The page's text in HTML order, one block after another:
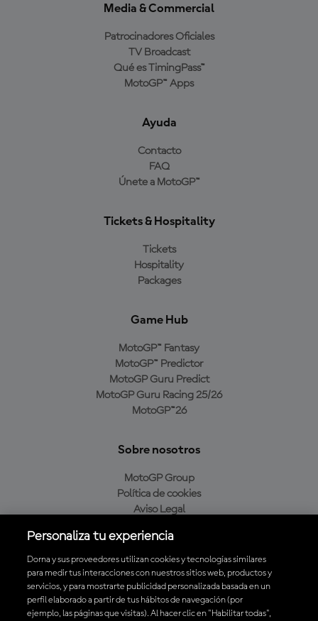
Media & Commercial
Patrocinadores Oficiales
TV Broadcast
Qué es TimingPass™
MotoGP™ Apps
Ayuda
Contacto
FAQ
Únete a MotoGP™
Tickets & Hospitality
Tickets
Hospitality
Packages
Game Hub
MotoGP™ Fantasy
MotoGP™ Predictor
MotoGP Guru Predict
MotoGP Guru Racing 25/26
MotoGP™26
Sobre nosotros
MotoGP Group
Política de cookies
Aviso Legal
Política de compra
Descarga la aplicación oficial de MotoGP™
Personaliza tu experiencia
Dorna y sus proveedores utilizan cookies y tecnologías similares
para medir tus interacciones con nuestros sitios web, productos y
servicios, y para mostrarte publicidad personalizada basada en un
perfil elaborado a partir de tus hábitos de navegación (por
ejemplo, las páginas que visitas). Al hacer clic en "Habilitar todas",